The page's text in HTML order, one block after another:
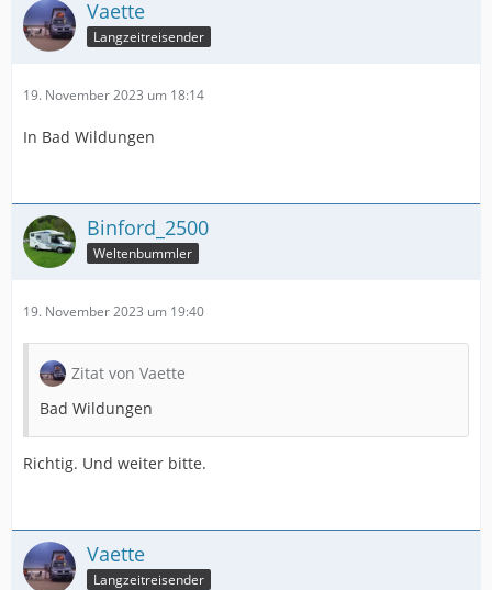
Vaette
Langzeitreisender
19. November 2023 um 18:14
In Bad Wildungen
Binford_2500
Weltenbummler
19. November 2023 um 19:40
Zitat von Vaette
Bad Wildungen
Richtig. Und weiter bitte.
Vaette
Langzeitreisender